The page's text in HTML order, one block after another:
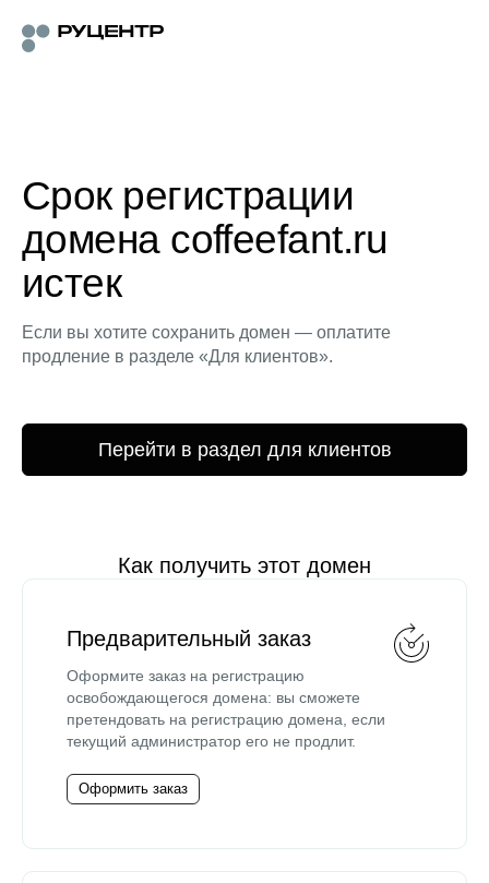
Срок регистрации
домена coffeefant.ru
истек
Если вы хотите сохранить домен — оплатите
продление в разделе «Для клиентов».
Перейти в раздел для клиентов
Как получить этот домен
Предварительный заказ
Оформите заказ на регистрацию
освобождающегося домена: вы сможете
претендовать на регистрацию домена, если
текущий администратор его не продлит.
Оформить заказ